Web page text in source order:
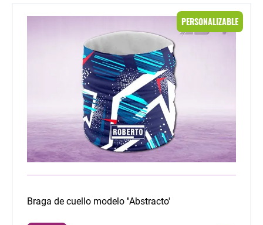
PERSONALIZABLE
Braga de cuello modelo ''Abstracto'
Braga de cuello modelo ''Abstracto'